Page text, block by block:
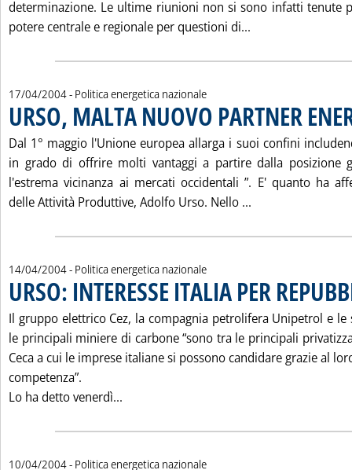
determinazione. Le ultime riunioni non si sono infatti tenute
potere centrale e regionale per questioni di...
17/04/2004- Politica energetica nazionale
URSO, MALTA NUOVO PARTNER
Dal 1° maggio l'Unione europea allarga i suoi confini
in grado di offrire molti vantaggi a partire dalla posizione
l'estrema vicinanza ai mercati occidentali ”. E' quanto ha
delle Attività Produttive, Adolfo Urso. Nello ...
14/04/2004- Politica energetica nazionale
URSO: INTERESSE ITALIA PER
Il gruppo elettrico Cez, la compagnia petrolifera Unipetrol e le
le principali miniere di carbone “sono tra le principali
Ceca a cui le imprese italiane si possono candidare grazie al
competenza”.
Lo ha detto venerdì...
10/04/2004- Politica energetica nazionale